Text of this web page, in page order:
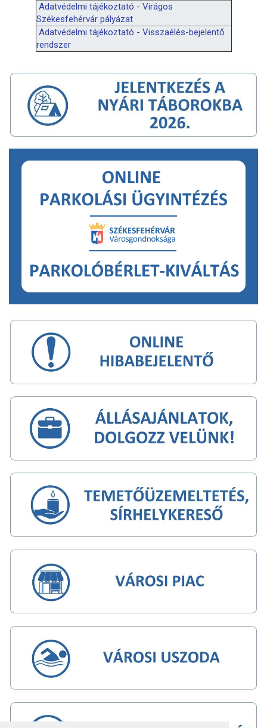
Adatvédelmi tájékoztató - Virágos
Székesfehérvár pályázat
Adatvédelmi tájékoztató - Visszaélés-bejelentő
rendszer